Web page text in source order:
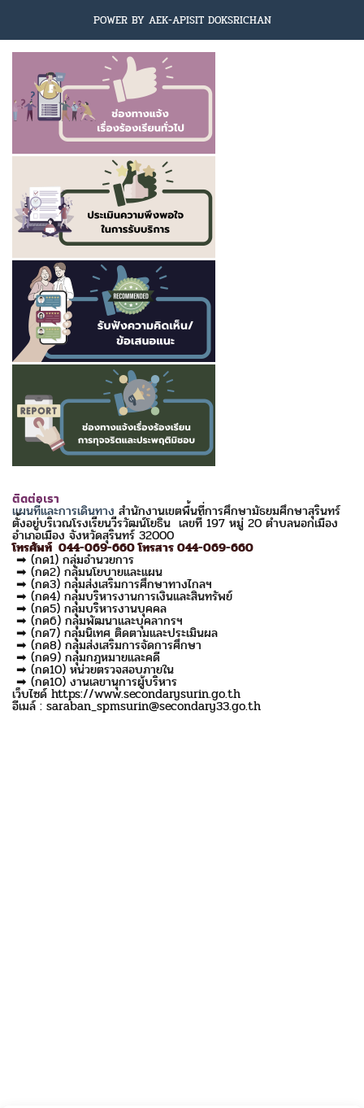
POWER BY AEK-APISIT DOKSRICHAN
ติดต่อเรา
แผนที่และการเดินทางสำนักงานเขตพื้นที่การศึกษามัธยมศึกษาสุรินทร์
ตั้งอยู่บริเวณโรงเรียนวีรวัฒน์โยธิน เลขที่ 197 หมู่ 20 ตำบลนอกเมือง
อำเภอเมือง จังหวัดสุรินทร์ 32000
โทรศัพท์ 044-069-660 โทรสาร 044-069-660
➡ (กด1) กลุ่มอำนวยการ
➡ (กด2) กลุ่มนโยบายและแผน
➡ (กด3) กลุ่มส่งเสริมการศึกษาทางไกลฯ
➡ (กด4) กลุ่มบริหารงานการเงินและสินทรัพย์
➡ (กด5) กลุ่มบริหารงานบุคคล
➡ (กด6) กลุ่มพัฒนาและบุคลากรฯ
➡ (กด7) กลุ่มนิเทศ ติดตามและประเมินผล
➡ (กด8) กลุ่มส่งเสริมการจัดการศึกษา
➡ (กด9) กลุ่มกฎหมายและคดี
➡ (กด10) หน่วยตรวจสอบภายใน
➡ (กด10) งานเลขานุการผู้บริหาร
เว็บไซด์ https://www.secondarysurin.go.th
อีเมล์ : saraban_spmsurin@secondary33.go.th